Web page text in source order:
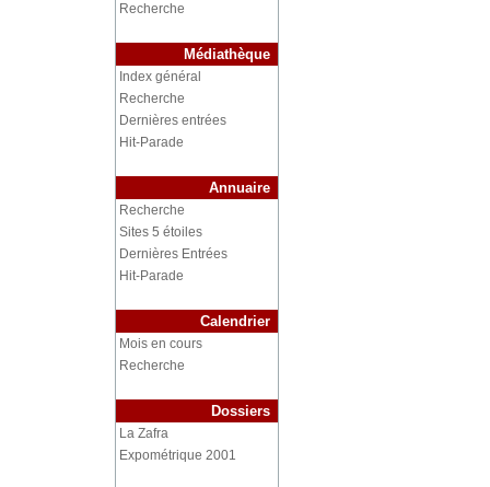
Recherche
Médiathèque
Index général
Recherche
Dernières entrées
Hit-Parade
Annuaire
Recherche
Sites 5 étoiles
Dernières Entrées
Hit-Parade
Calendrier
Mois en cours
Recherche
Dossiers
La Zafra
Expométrique 2001